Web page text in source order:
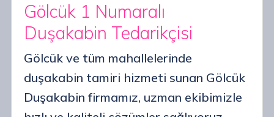
Gölcük 1 Numaralı
Duşakabin Tedarikçisi
Gölcük ve tüm mahallelerinde
duşakabin tamiri hizmeti sunan Gölcük
Duşakabin firmamız, uzman ekibimizle